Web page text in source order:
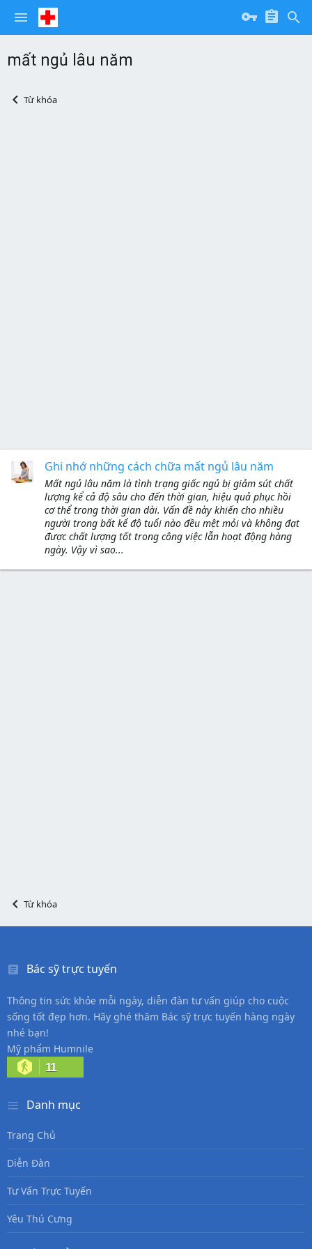
mất ngủ lâu năm
Từ khóa
Ghi nhớ những cách chữa mất ngủ lâu năm
Mất ngủ lâu năm là tình trạng giấc ngủ bị giảm sút chất
lượng kể cả độ sâu cho đến thời gian, hiệu quả phục hồi
cơ thể trong thời gian dài. Vấn đề này khiến cho nhiều
người trong bất kể độ tuổi nào đều mệt mỏi và không đạt
được chất lượng tốt trong công việc lẫn hoạt động hàng
ngày. Vậy vì sao...
Từ khóa
Bác sỹ trực tuyến
Thông tin sức khỏe mỗi ngày, diễn đàn tư vấn giúp cho cuộc
sống tốt đẹp hơn. Hãy ghé thăm Bác sỹ trực tuyến hàng ngày
nhé bạn!
Mỹ phẩm Humnile
11
Danh mục
Trang Chủ
Diễn Đàn
Tư Vấn Trực Tuyến
Yêu Thú Cưng